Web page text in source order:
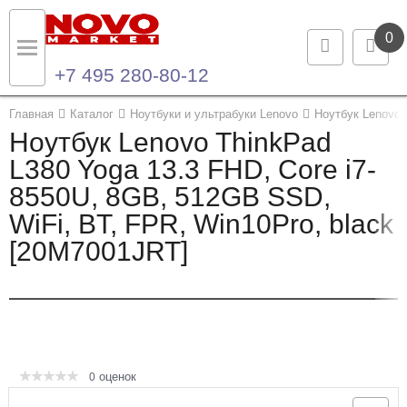
0
+7 495 280-80-12
Главная Каталог Ноутбуки и ультрабуки Lenovo Ноутбук Lenovo
Ноутбук Lenovo ThinkPad
L380 Yoga 13.3 FHD, Core i7-
8550U, 8GB, 512GB SSD,
WiFi, BT, FPR, Win10Pro, black
[20M7001JRT]
0 оценок
Назад
Каталог продукции
Ноутбуки и ультрабуки
Компьютеры
Назад
Контакты
Контактная информация